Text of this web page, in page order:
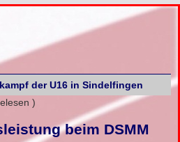
der U16 in Sindelfingen
)
beim DSMM